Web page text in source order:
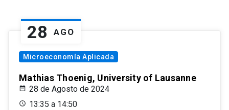
28 AGO
Microeconomía Aplicada
Mathias Thoenig, University of Lausanne
28 de Agosto de 2024
13:35 a 14:50